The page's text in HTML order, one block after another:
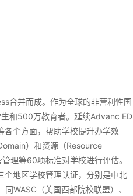
合并而成。作为全球的非营利性国
和500万教育者。延续Advanc ED
各个方面，帮助学校提升办学效
）和资源（Resource
理等60项标准对学校进行评估。
地区学校管理认证，分别是中北
WASC（美国西部院校联盟）、